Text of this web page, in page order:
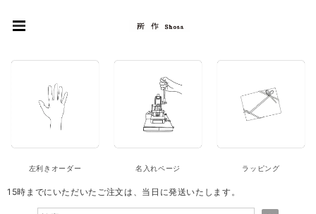
左利きオーダー 名入れページ ラッピング
15時までにいただいたご注文は、当日に発送いたします。